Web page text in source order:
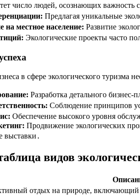
число людей, осознающих важность
Предлагая уникальные
на местное население: Развитие
Экологические проекты часто
в сфере экологического туризма
Разработка детального
Соблюдение принципов
Обеспечение высокого уровня
Продвижение экологических
выставки․
видов
отдых на природе, включающий